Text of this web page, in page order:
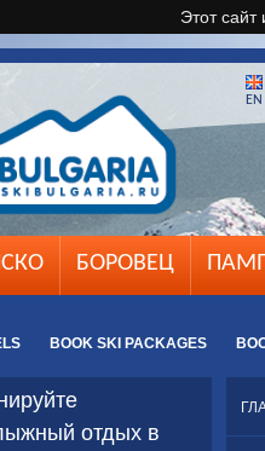
Этот
БОРОВЕЦ
BOOK SKI PACKAGES
EN
отдых в